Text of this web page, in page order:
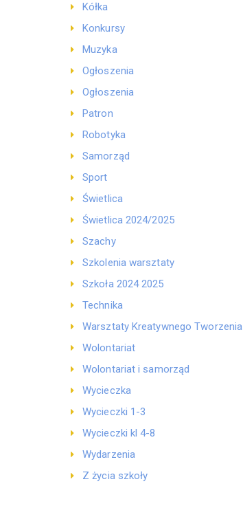
Kółka
Konkursy
Muzyka
Ogłoszenia
Ogłoszenia
Patron
Robotyka
Samorząd
Sport
Świetlica
Świetlica 2024/2025
Szachy
Szkolenia warsztaty
Szkoła 2024 2025
Technika
Warsztaty Kreatywnego Tworzenia
Wolontariat
Wolontariat i samorząd
Wycieczka
Wycieczki 1-3
Wycieczki kl 4-8
Wydarzenia
Z życia szkoły